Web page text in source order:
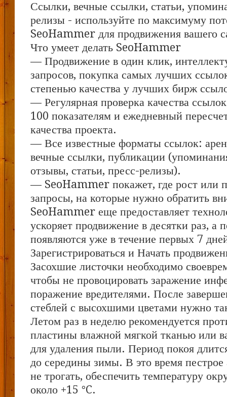
Ссылки, вечные ссылки, статьи,
релизы - используйте по максимуму
SeoHammer для продвижения вашего
Что умеет делать SeoHammer
— Продвижение в один клик,
запросов, покупка самых лучших
степенью качества у лучших бирж
— Регулярная проверка качества
100 показателям и ежедневный
качества проекта.
— Все известные форматы ссылок:
вечные ссылки, публикации
отзывы, статьи, пресс-релизы).
— SeoHammer покажет, где рост или
запросы, на которые нужно обратить
SeoHammer еще предоставляет
ускоряет продвижение в десятки раз, а
появляются уже в течение первых 7
Зарегистрироваться и Начать
Засохшие листочки необходимо
чтобы не провоцировать заражение
поражение вредителями. После
стеблей с высохшими цветами нужно
Летом раз в неделю рекомендуется
пластины влажной мягкой тканью или
для удаления пыли. Период покоя
до середины зимы. В это время пестрое
не трогать, обеспечить температуру
около +15 °C.